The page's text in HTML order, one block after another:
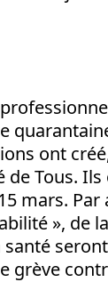
ont
Tous.
mars. Par
», de